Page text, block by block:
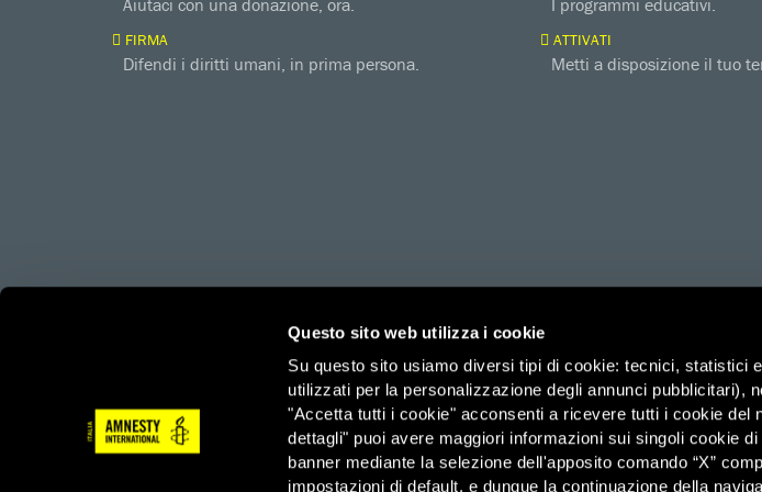
Questo sito web utilizza i cookie
Su questo sito usiamo diversi tipi di cookie: tecnici, statistici
utilizzati per la personalizzazione degli annunci pubblicitari),
"Accetta tutti i cookie" acconsenti a ricevere tutti i cookie del
dettagli" puoi avere maggiori informazioni sui singoli cookie
banner mediante la selezione dell'apposito comando “X”
impostazioni di default, e dunque la continuazione della
Aiutaci con una donazione, ora.
FIRMA
Difendi i diritti umani, in prima persona.
I programmi educativi.
ATTIVATI
Metti a disposizione il tuo
amnesty.org
Amnesty International – Sezione Italiana OdV – Via Ludovico di Savoia 2b (Spazio 3M) – 00185
3/3/2023
Tel: 06 44901 – Fax: 06 4490222 – Email: info@amnesty.it – PEC: affarigenerali@pec.amnesty.it